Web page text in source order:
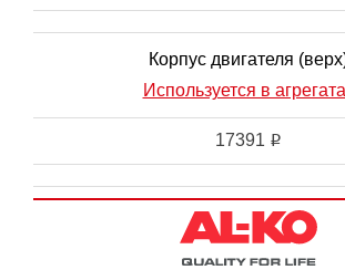
Корпус двигателя
Используется в
17391 i